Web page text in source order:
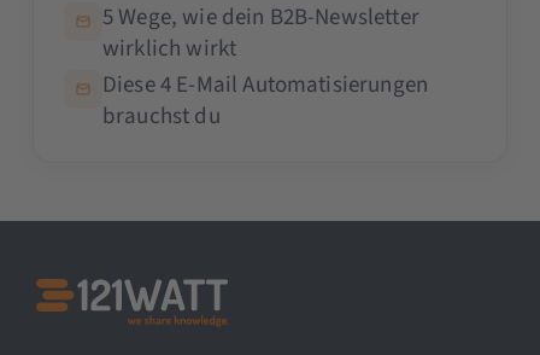
5 Wege, wie dein B2B-Newsletter
wirklich wirkt
Diese 4 E-Mail Automatisierungen
brauchst du